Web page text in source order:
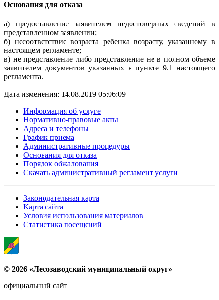
Основания для отказа
а) предоставление заявителем недостоверных сведений в
представленном заявлении;
б) несоответствие возраста ребенка возрасту, указанному в
настоящем регламенте;
в) не представление либо представление не в полном объеме
заявителем документов указанных в пункте 9.1 настоящего
регламента.
Дата изменения: 14.08.2019 05:06:09
Информация об услуге
Нормативно-правовые акты
Адреса и телефоны
График приема
Административные процедуры
Основания для отказа
Порядок обжалования
Скачать административный регламент услуги
Законодательная карта
Карта сайта
Условия использования материалов
Статистика посещений
© 2026 «Лесозаводский муниципальный округ»
официальный сайт